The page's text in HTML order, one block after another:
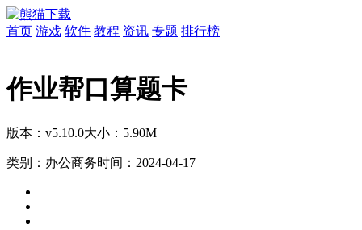
首页 游戏 软件 教程 资讯 专题 排行榜
作业帮口算题卡
版本：v5.10.0大小：5.90M
类别：办公商务时间：2024-04-17